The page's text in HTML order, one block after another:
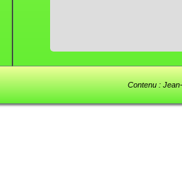
Contenu :